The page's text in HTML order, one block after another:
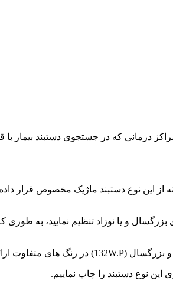
مراکز درمانی که در جستجوی دستبند
نوع دستبند ماژیک مخصوص قرار داده
بزرگسال و یا نوزاد تنظیم نمایید، به
نوع دستبند را چاپ نماییم.